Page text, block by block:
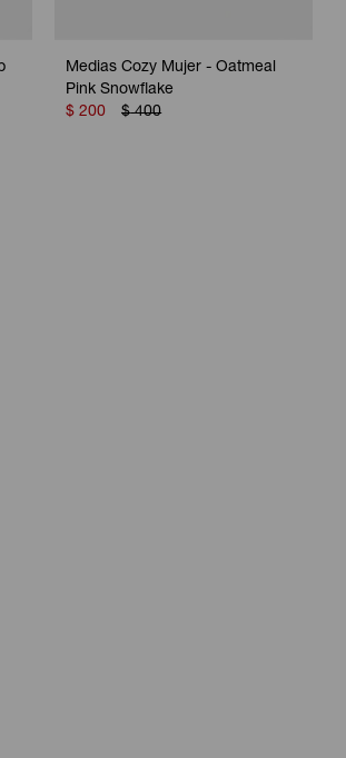
Medias Cozy Mujer - Oatmeal
Pink Snowflake
$ 200 $ 400